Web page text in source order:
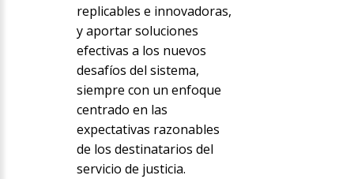
replicables e innovadoras,
y aportar soluciones
efectivas a los nuevos
desafíos del sistema,
siempre con un enfoque
centrado en las
expectativas razonables
de los destinatarios del
servicio de justicia.